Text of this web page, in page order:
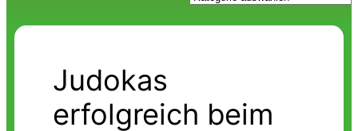
Judokas
erfolgreich beim